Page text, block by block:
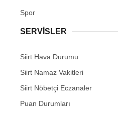
Spor
SERVİSLER
Siirt Hava Durumu
Siirt Namaz Vakitleri
Siirt Nöbetçi Eczanaler
Puan Durumları